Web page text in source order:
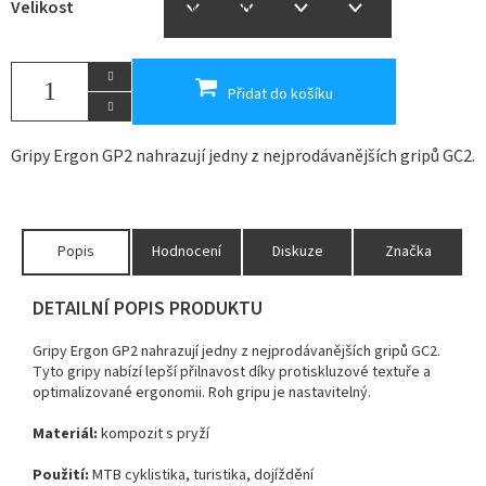
Velikost
Přidat do košíku
Gripy Ergon GP2 nahrazují jedny z nejprodávanějších gripů GC2.
Popis Hodnocení Diskuze Značka
DETAILNÍ POPIS PRODUKTU
Gripy Ergon GP2 nahrazují jedny z nejprodávanějších gripů GC2.
Tyto gripy nabízí lepší přilnavost díky protiskluzové textuře a
optimalizované ergonomii. Roh gripu je nastavitelný.
Materiál: kompozit s pryží
Použití: MTB cyklistika, turistika, dojíždění